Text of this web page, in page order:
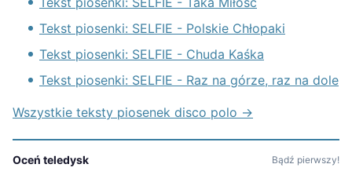
Tekst piosenki: SELFIE - Polskie Chłopaki
Tekst piosenki: SELFIE - Chuda Kaśka
Tekst piosenki: SELFIE - Raz na górze, raz na dole
Wszystkie teksty piosenek disco polo →
Oceń teledysk Bądź pierwszy!